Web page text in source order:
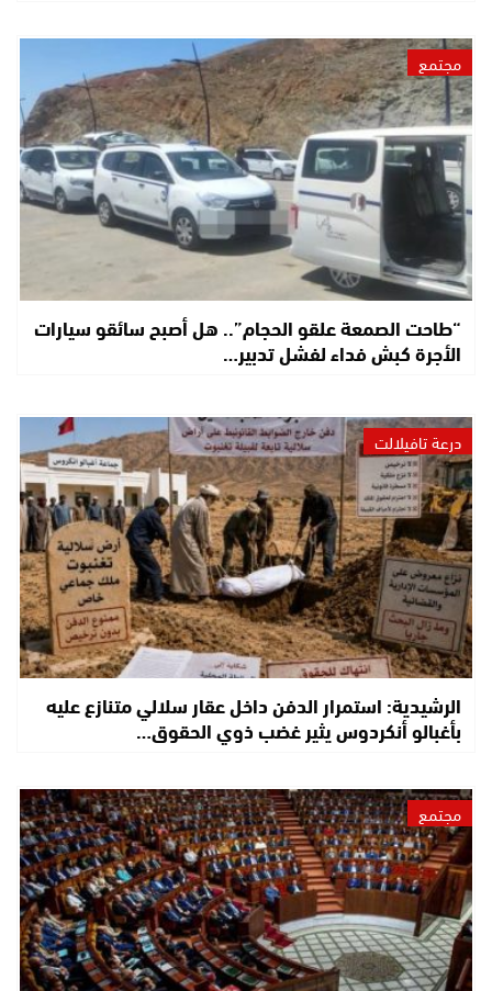
مجتمع
“طاحت الصمعة علقو الحجام”.. هل أصبح سائقو سيارات
الأجرة كبش فداء لفشل تدبير…
درعة تافيلالت
الرشيدية: استمرار الدفن داخل عقار سلالي متنازع عليه
بأغبالو أنكردوس يثير غضب ذوي الحقوق…
مجتمع